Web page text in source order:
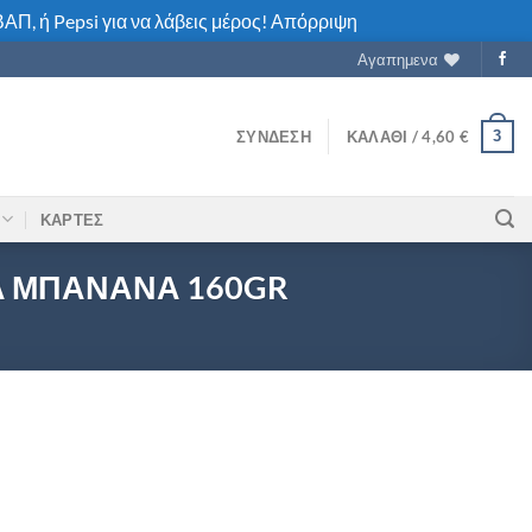
ή Pepsi για να λάβεις μέρος! Απόρριψη
Αγαπημενα
ΣΎΝΔΕΣΗ ΚΑΛΆΘΙ /4,60 € 3
ΚΑΡΤΕΣ
ΜΠΑΝΑΝΑ 160GR